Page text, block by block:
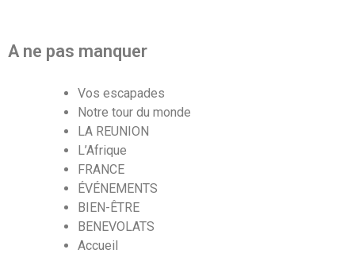
A ne pas manquer
Vos escapades
Notre tour du monde
LA REUNION
L’Afrique
FRANCE
ÉVÉNEMENTS
BIEN-ÊTRE
BENEVOLATS
Accueil